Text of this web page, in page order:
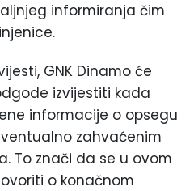
informiranja čim
GNK Dinamo će
izvijestiti kada
informacije o opsegu
zahvaćenim
To znači da se u ovom
o konačnom